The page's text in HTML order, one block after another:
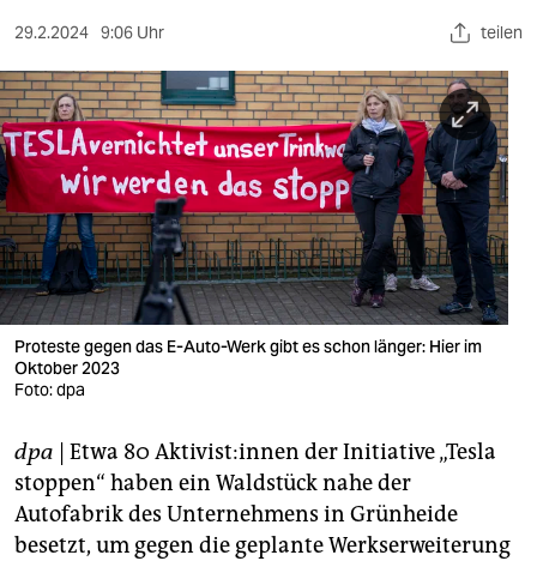
sport
berlin
nord
wahrheit
verlag
verlag
veranstaltungen
shop
fragen & hilfe
unterstützen
abo
29.2.2024 9:06 Uhr teilen
Proteste gegen das E-Auto-Werk gibt es schon länger: Hier im
Oktober 2023
Foto: dpa
dpa | Etwa 80 Ak­ti­vis­t:in­nen der Initiative „Tesla
stoppen“ haben ein Waldstück nahe der
Autofabrik des Unternehmens in Grünheide
besetzt, um gegen die geplante Werkserweiterung